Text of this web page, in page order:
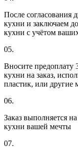
После согласования
кухни и заключаем
кухни с учётом
05.
Вносите
кухни на заказ,
пластик, или другие
06.
Заказ выполняется
кухни вашей мечты
07.